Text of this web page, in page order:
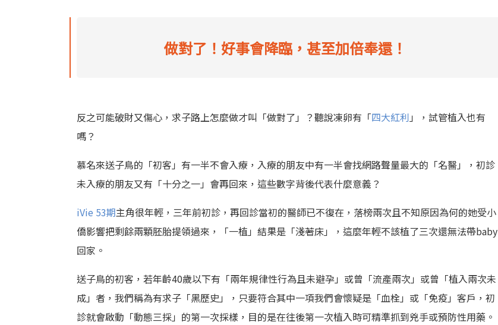
做對了！好事會降臨，甚至加倍奉還！
反之可能破財又傷心，求子路上怎麼做才叫「做對了」？聽說凍卵有「四大紅利 」，試管植入也有
嗎？
慕名來送子鳥的「初客」有一半不會入療，入療的朋友中有一半會找網路聲量最大的「名醫」，初診
未入療的朋友又有「十分之一」會再回來，這些數字背後代表什麼意義？
iVie 53期主角很年輕，三年前初診，再回診當初的醫師已不復在，落榜兩次且不知原因為何的她受小
僑影響把剩餘兩顆胚胎提領過來，「一植」結果是「淺著床」，這麼年輕不該植了三次還無法帶baby
回家。
送子鳥的初客，若年齡40歲以下有「兩年規律性行為且未避孕」或曾「流產兩次」或曾「植入兩次未
成」者，我們稱為有求子「黑歷史」，只要符合其中一項我們會懷疑是「血栓」或「免疫」客戶，初
診就會啟動「動態三採」的第一次採樣，目的是在往後第一次植入時可精準抓到兇手或預防性用藥。